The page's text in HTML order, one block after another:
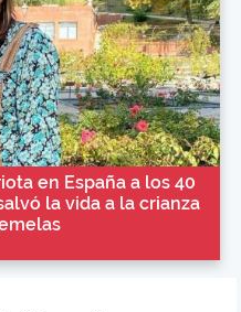
en España a los 40
la vida a la crianza